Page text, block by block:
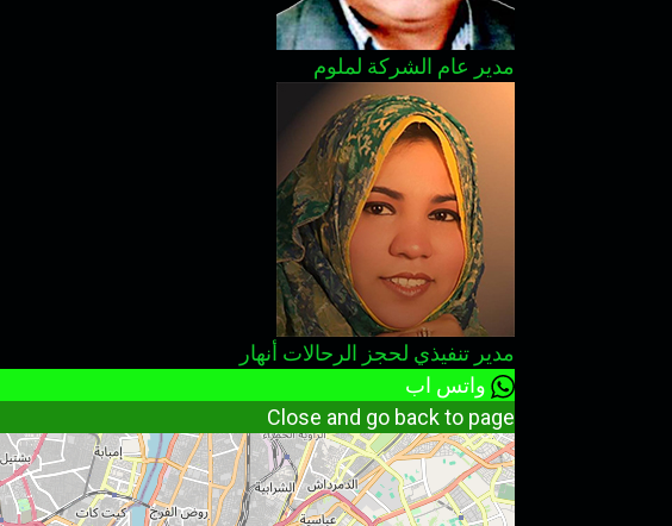
مدير عام الشركة لملوم
مدير تنفيذي لحجز الرحالات أنهار
واتس اب
Close and go back to page